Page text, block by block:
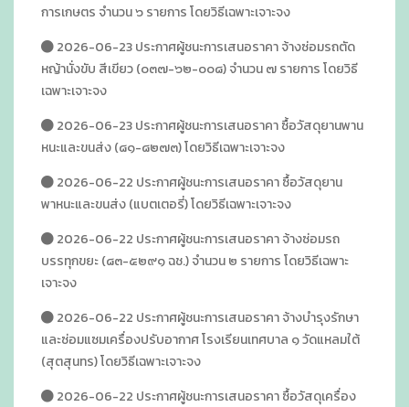
การเกษตร จำนวน ๖ รายการ โดยวิธีเฉพาะเจาะจง
2026-06-23 ประกาศผู้ชนะการเสนอราคา จ้างซ่อมรถตัด
หญ้านั่งขับ สีเขียว (๐๓๗-๖๒-๐๐๘) จำนวน ๗ รายการ โดยวิธี
เฉพาะเจาะจง
2026-06-23 ประกาศผู้ชนะการเสนอราคา ซื้อวัสดุยานพาน
หนะและขนส่ง (๘๑-๘๒๗๓) โดยวิธีเฉพาะเจาะจง
2026-06-22 ประกาศผู้ชนะการเสนอราคา ซื้อวัสดุยาน
พาหนะและขนส่ง (แบตเตอรี่) โดยวิธีเฉพาะเจาะจง
2026-06-22 ประกาศผู้ชนะการเสนอราคา จ้างซ่อมรถ
บรรทุกขยะ (๘๓-๕๒๙๑ ฉช.) จำนวน ๒ รายการ โดยวิธีเฉพาะ
เจาะจง
2026-06-22 ประกาศผู้ชนะการเสนอราคา จ้างบำรุงรักษา
และซ่อมแซมเครื่องปรับอากาศ โรงเรียนเทศบาล ๑ วัดแหลมใต้
(สุตสุนทร) โดยวิธีเฉพาะเจาะจง
2026-06-22 ประกาศผู้ชนะการเสนอราคา ซื้อวัสดุเครื่อง